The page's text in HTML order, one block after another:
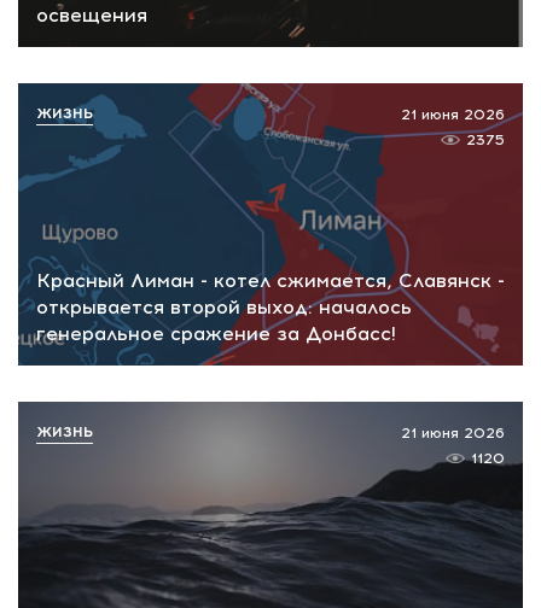
освещения
Красный Лиман - котел сжимается, Славянск -
открывается второй выход: началось
генеральное сражение за Донбасс!
21 июня 2026
2375
ЖИЗНЬ
21 июня 2026
1120
ЖИЗНЬ